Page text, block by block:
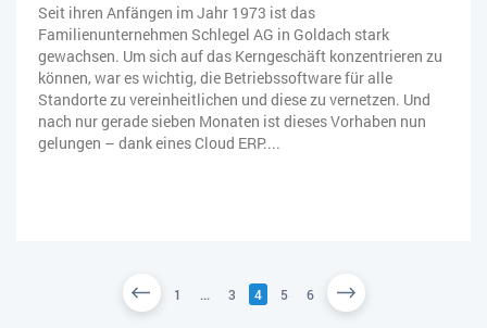
Seit ihren Anfängen im Jahr 1973 ist das
Familienunternehmen Schlegel AG in Goldach stark
gewachsen. Um sich auf das Kerngeschäft konzentrieren zu
können, war es wichtig, die Betriebssoftware für alle
Standorte zu vereinheitlichen und diese zu vernetzen. Und
nach nur gerade sieben Monaten ist dieses Vorhaben nun
gelungen – dank eines Cloud ERP....
1 ... 3 4 5 6